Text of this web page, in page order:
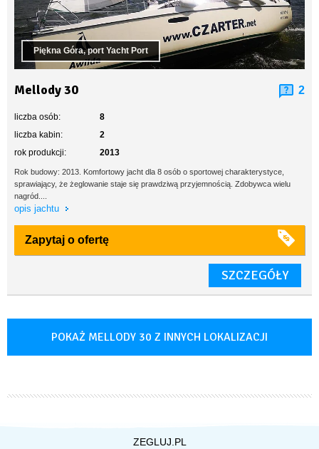
Piękna Góra, port Yacht Port
Mellody 30 2
liczba osób:
8
liczba kabin:
2
rok produkcji:
2013
Rok budowy: 2013. Komfortowy jacht dla 8 osób o sportowej charakterystyce,
sprawiający, że żeglowanie staje się prawdziwą przyjemnością. Zdobywca wielu
nagród....
opis jachtu
Zapytaj o ofertę
SZCZEGÓŁY
POKAŻ MELLODY 30 Z INNYCH LOKALIZACJI
ZEGLUJ.PL